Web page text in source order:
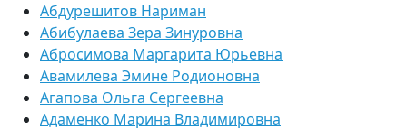
Абдурешитов Нариман
Абибулаева Зера Зинуровна
Абросимова Маргарита Юрьевна
Авамилева Эмине Родионовна
Агапова Ольга Сергеевна
Адаменко Марина Владимировна